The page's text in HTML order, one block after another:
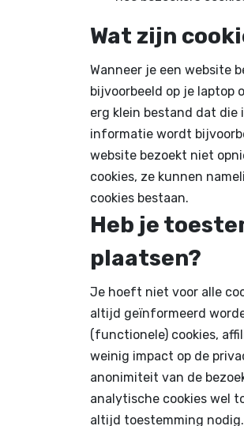
Wat zijn
Wanneer je een website
bijvoorbeeld op je laptop
erg klein bestand dat die
informatie wordt
website bezoekt niet
cookies, ze kunnen
cookies bestaan.
Heb je
plaatsen?
Je hoeft niet voor alle
altijd geïnformeerd
(functionele) cookies,
weinig impact op de
anonimiteit van de
analytische cookies wel
altijd toestemming